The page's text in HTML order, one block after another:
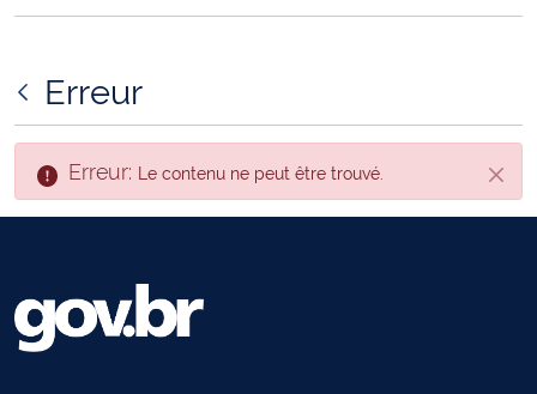
Erreur
Fin
Erreur: Le contenu ne peut être trouvé.